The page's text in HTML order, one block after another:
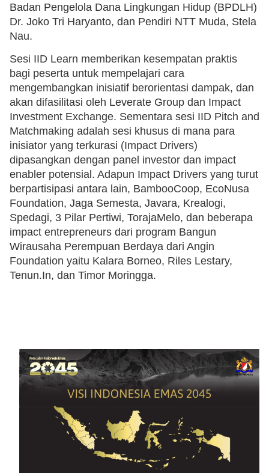
Badan Pengelola Dana Lingkungan Hidup (BPDLH)
Dr. Joko Tri Haryanto, dan Pendiri NTT Muda, Stela
Nau.
Sesi IID Learn memberikan kesempatan praktis
bagi peserta untuk mempelajari cara
mengembangkan inisiatif berorientasi dampak, dan
akan difasilitasi oleh Leverate Group dan Impact
Investment Exchange. Sementara sesi IID Pitch and
Matchmaking adalah sesi khusus di mana para
inisiator yang terkurasi (Impact Drivers)
dipasangkan dengan panel investor dan impact
enabler potensial. Adapun Impact Drivers yang turut
berpartisipasi antara lain, BambooCoop, EcoNusa
Foundation, Jaga Semesta, Javara, Krealogi,
Spedagi, 3 Pilar Pertiwi, TorajaMelo, dan beberapa
impact entrepreneurs dari program Bangun
Wirausaha Perempuan Berdaya dari Angin
Foundation yaitu Kalara Borneo, Riles Lestary,
Tenun.In, dan Timor Moringga.